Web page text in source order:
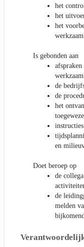
het
het
het
Is gebonden aan
de
de
het
en
Doet beroep op
de
de
melden